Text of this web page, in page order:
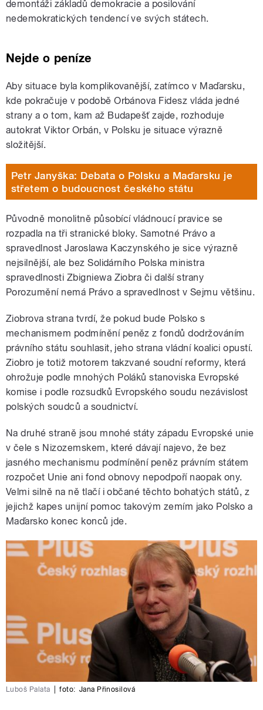
demontáži základů demokracie a posilování
nedemokratických tendencí ve svých státech.
Nejde o peníze
Aby situace byla komplikovanější, zatímco v Maďarsku,
kde pokračuje v podobě Orbánova Fidesz vláda jedné
strany a o tom, kam až Budapešť zajde, rozhoduje
autokrat Viktor Orbán, v Polsku je situace výrazně
složitější.
Petr Janyška: Debata o Polsku a Maďarsku je
střetem o budoucnost českého státu
Původně monolitně působící vládnoucí pravice se
rozpadla na tři stranické bloky. Samotné Právo a
spravedlnost Jaroslawa Kaczynského je sice výrazně
nejsilnější, ale bez Solidárního Polska ministra
spravedlnosti Zbigniewa Ziobra či další strany
Porozumění nemá Právo a spravedlnost v Sejmu většinu.
Ziobrova strana tvrdí, že pokud bude Polsko s
mechanismem podmínění peněz z fondů dodržováním
právního státu souhlasit, jeho strana vládní koalici opustí.
Ziobro je totiž motorem takzvané soudní reformy, která
ohrožuje podle mnohých Poláků stanoviska Evropské
komise i podle rozsudků Evropského soudu nezávislost
polských soudců a soudnictví.
Na druhé straně jsou mnohé státy západu Evropské unie
v čele s Nizozemskem, které dávají najevo, že bez
jasného mechanismu podmínění peněz právním státem
rozpočet Unie ani fond obnovy nepodpoří naopak ony.
Velmi silně na ně tlačí i občané těchto bohatých států, z
jejichž kapes unijní pomoc takovým zemím jako Polsko a
Maďarsko konec konců jde.
Luboš Palata foto: Jana Přinosilová